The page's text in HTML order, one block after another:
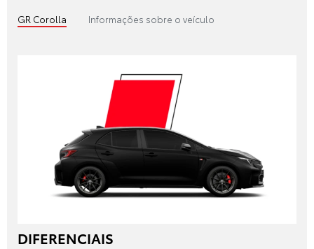
GR Corolla Informações sobre o veículo
DIFERENCIAIS